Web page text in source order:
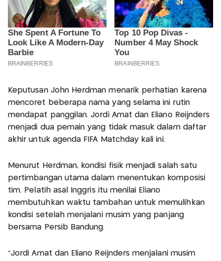
Keputusan John Herdman menarik perhatian karena
mencoret beberapa nama yang selama ini rutin
mendapat panggilan. Jordi Amat dan Eliano Reijnders
menjadi dua pemain yang tidak masuk dalam daftar
akhir untuk agenda FIFA Matchday kali ini.
Menurut Herdman, kondisi fisik menjadi salah satu
pertimbangan utama dalam menentukan komposisi
tim. Pelatih asal Inggris itu menilai Eliano
membutuhkan waktu tambahan untuk memulihkan
kondisi setelah menjalani musim yang panjang
bersama Persib Bandung.
“Jordi Amat dan Eliano Reijnders menjalani musim